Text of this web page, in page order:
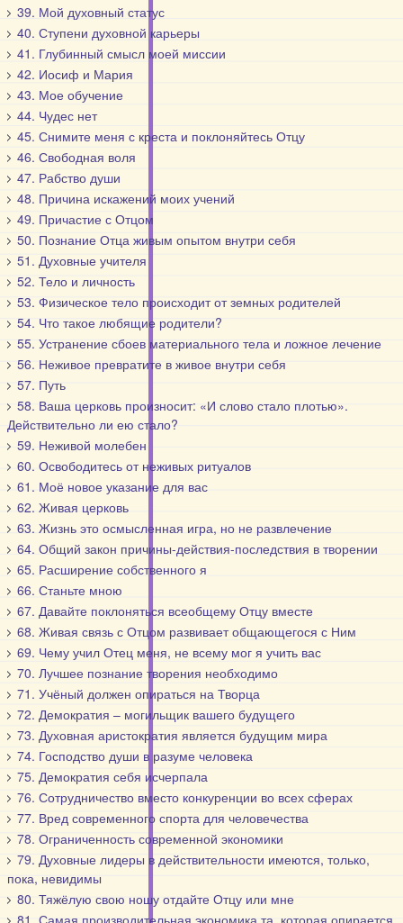
39. Мой духовный статус
40. Ступени духовной карьеры
41. Глубинный смысл моей миссии
42. Иосиф и Мария
43. Мое обучение
44. Чудес нет
45. Снимите меня с креста и поклоняйтесь Отцу
46. Свободная воля
47. Рабство души
48. Причина искажений моих учений
49. Причастие с Отцом
50. Познание Отца живым опытом внутри себя
51. Духовные учителя
52. Тело и личность
53. Физическое тело происходит от земных родителей
54. Что такое любящие родители?
55. Устранение сбоев материального тела и ложное лечение
56. Неживое превратите в живое внутри себя
57. Путь
58. Ваша церковь произносит: «И слово стало плотью».
Действительно ли ею стало?
59. Неживой молебен
60. Освободитесь от неживых ритуалов
61. Моё новое указание для вас
62. Живая церковь
63. Жизнь это осмысленная игра, но не развлечение
64. Общий закон причины-действия-последствия в творении
65. Расширение собственного я
66. Станьте мною
67. Давайте поклоняться всеобщему Отцу вместе
68. Живая связь с Отцом развивает общающегося с Ним
69. Чему учил Отец меня, не всему мог я учить вас
70. Лучшее познание творения необходимо
71. Учёный должен опираться на Творца
72. Демократия – могильщик вашего будущего
73. Духовная аристократия является будущим мира
74. Господство души в разуме человека
75. Демократия себя исчерпала
76. Сотрудничество вместо конкуренции во всех сферах
77. Вред современного спорта для человечества
78. Ограниченность современной экономики
79. Духовные лидеры в действительности имеются, только,
пока, невидимы
80. Тяжёлую свою ношу отдайте Отцу или мне
81. Самая производительная экономика та, которая опирается